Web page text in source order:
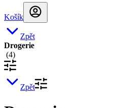
Košík
Zpět
Drogerie
(4)
Zpět